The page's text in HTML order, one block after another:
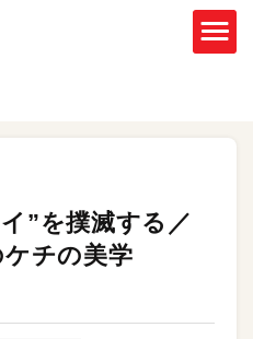
”を撲滅する／
チの美学